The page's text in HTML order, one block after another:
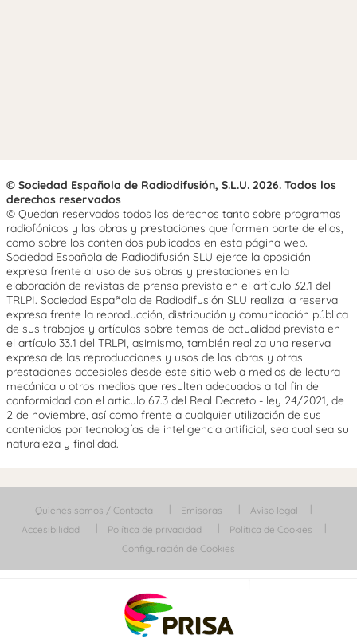
© Sociedad Española de Radiodifusión, S.L.U. 2026. Todos los
derechos reservados
© Quedan reservados todos los derechos tanto sobre programas
radiofónicos y las obras y prestaciones que formen parte de ellos,
como sobre los contenidos publicados en esta página web.
Sociedad Española de Radiodifusión SLU ejerce la oposición
expresa frente al uso de sus obras y prestaciones en la
elaboración de revistas de prensa prevista en el artículo 32.1 del
TRLPI. Sociedad Española de Radiodifusión SLU realiza la reserva
expresa frente la reproducción, distribución y comunicación pública
de sus trabajos y artículos sobre temas de actualidad prevista en
el artículo 33.1 del TRLPI, asimismo, también realiza una reserva
expresa de las reproducciones y usos de las obras y otras
prestaciones accesibles desde este sitio web a medios de lectura
mecánica u otros medios que resulten adecuados a tal fin de
conformidad con el artículo 67.3 del Real Decreto - ley 24/2021, de
2 de noviembre, así como frente a cualquier utilización de sus
contenidos por tecnologías de inteligencia artificial, sea cual sea su
naturaleza y finalidad.
Quiénes somos / Contacta Emisoras
Aviso legal
Accesibilidad
Política de privacidad
Política de Cookies
Configuración de Cookies